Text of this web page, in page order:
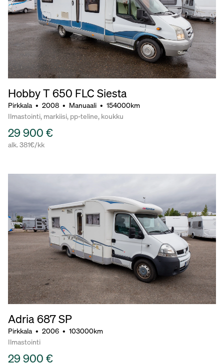
Hobby T 650 FLC Siesta
Pirkkala • 2008 • Manuaali • 154000km
Ilmastointi, markiisi, pp-teline, koukku
29 900 €
alk. 381€/kk
Adria 687 SP
Pirkkala • 2006 • 103000km
Ilmastointi
29 900 €